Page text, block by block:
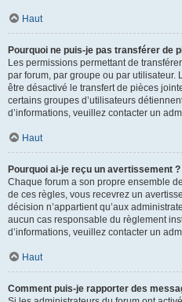
Haut
Pourquoi ne puis-je pas transférer de
Les permissions permettant de
par forum, par groupe ou par utilisateur.
être désactivé le transfert de pièces
certains groupes d’utilisateurs
d’informations, veuillez contacter un
Haut
Pourquoi ai-je reçu un avertissement ?
Chaque forum a son propre ensemble
de ces règles, vous recevrez un
décision n’appartient qu’aux
aucun cas responsable du règlement
d’informations, veuillez contacter un
Haut
Comment puis-je rapporter des